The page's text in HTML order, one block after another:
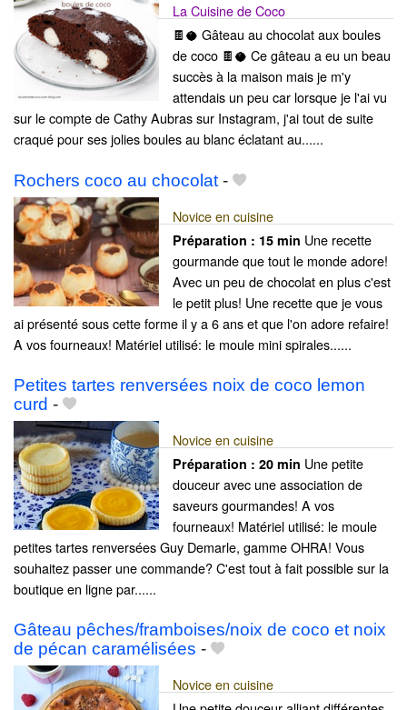
La Cuisine de Coco
🍫🥥 Gâteau au chocolat aux boules
de coco 🍫🥥 Ce gâteau a eu un beau
succès à la maison mais je m'y
attendais un peu car lorsque je l'ai vu
sur le compte de Cathy Aubras sur Instagram, j'ai tout de suite
craqué pour ses jolies boules au blanc éclatant au......
Rochers coco au chocolat -
Novice en cuisine
Préparation : 15 min Une recette
gourmande que tout le monde adore!
Avec un peu de chocolat en plus c'est
le petit plus! Une recette que je vous
ai présenté sous cette forme il y a 6 ans et que l'on adore refaire!
A vos fourneaux! Matériel utilisé: le moule mini spirales......
Petites tartes renversées noix de coco lemon
curd -
Novice en cuisine
Préparation : 20 min Une petite
douceur avec une association de
saveurs gourmandes! A vos
fourneaux! Matériel utilisé: le moule
petites tartes renversées Guy Demarle, gamme OHRA! Vous
souhaitez passer une commande? C'est tout à fait possible sur la
boutique en ligne par......
Gâteau pêches/framboises/noix de coco et noix
de pécan caramélisées -
Novice en cuisine